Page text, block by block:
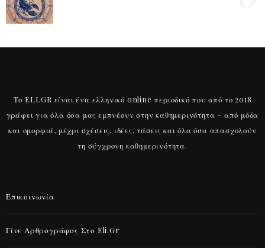
Το ELI.GR είναι ένα ελληνικό online περιοδικό που από το 2018
γράφει για όλα όσα μας εμπνέουν στην καθημερινότητα – από μόδα
και ομορφιά, μέχρι σχέσεις, ιδέες, τάσεις και όλα όσα απασχολούν
τη σύγχρονη καθημερινότητα.
Επικοινωνία
Γίνε Αρθρογράφος Στο Eli.gr